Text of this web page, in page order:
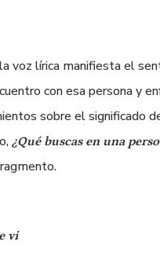
voz lírica manifiesta el
con esa persona y
sobre el significado
¿Qué buscas en una
vi